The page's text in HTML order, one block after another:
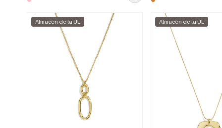
Almacén de la UE Almacén de la UE